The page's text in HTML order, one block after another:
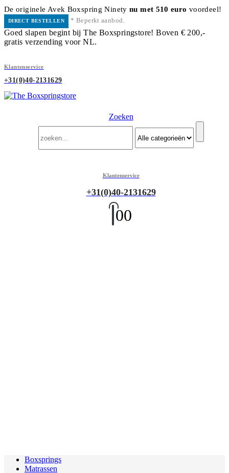
De originele Avek Boxspring Ninetynu met 510 euro voordeel!
DIRECT BESTELLEN * Beperkt aanbod.
Goed slapen begint bij The Boxspringstore! Boven € 200,-
gratis verzending voor NL.
Klantenservice
+31(0)40-2131629
Zoeken
Klantenservice
+31(0)40-2131629
00
Boxsprings
Matrassen